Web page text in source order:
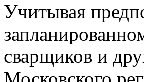
Учитывая
сварщиков и